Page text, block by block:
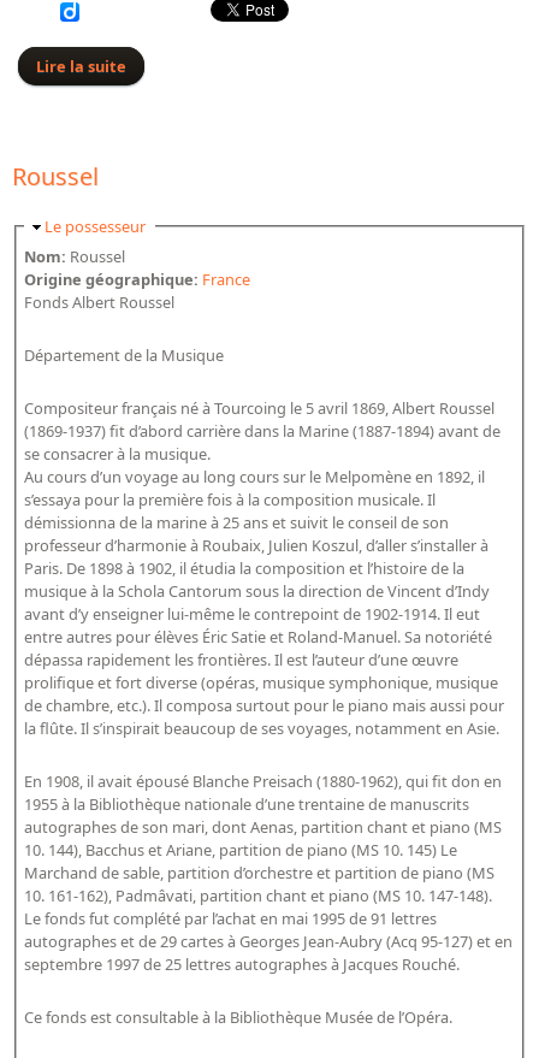
Lire la suite de Saguer (Louis)
Roussel
Masquer
Le possesseur
Nom: Roussel
Origine géographique: France
Fonds Albert Roussel
Département de la Musique
Compositeur français né à Tourcoing le 5 avril 1869, Albert Roussel
(1869-1937) fit d’abord carrière dans la Marine (1887-1894) avant de
se consacrer à la musique.
Au cours d’un voyage au long cours sur le Melpomène en 1892, il
s’essaya pour la première fois à la composition musicale. Il
démissionna de la marine à 25 ans et suivit le conseil de son
professeur d’harmonie à Roubaix, Julien Koszul, d’aller s’installer à
Paris. De 1898 à 1902, il étudia la composition et l’histoire de la
musique à la Schola Cantorum sous la direction de Vincent d’Indy
avant d’y enseigner lui-même le contrepoint de 1902-1914. Il eut
entre autres pour élèves Éric Satie et Roland-Manuel. Sa notoriété
dépassa rapidement les frontières. Il est l’auteur d’une œuvre
prolifique et fort diverse (opéras, musique symphonique, musique
de chambre, etc.). Il composa surtout pour le piano mais aussi pour
la flûte. Il s’inspirait beaucoup de ses voyages, notamment en Asie.
En 1908, il avait épousé Blanche Preisach (1880-1962), qui fit don en
1955 à la Bibliothèque nationale d’une trentaine de manuscrits
autographes de son mari, dont Aenas, partition chant et piano (MS
10. 144), Bacchus et Ariane, partition de piano (MS 10. 145) Le
Marchand de sable, partition d’orchestre et partition de piano (MS
10. 161-162), Padmâvati, partition chant et piano (MS 10. 147-148).
Le fonds fut complété par l’achat en mai 1995 de 91 lettres
autographes et de 29 cartes à Georges Jean-Aubry (Acq 95-127) et en
septembre 1997 de 25 lettres autographes à Jacques Rouché.
Ce fonds est consultable à la Bibliothèque Musée de l’Opéra.